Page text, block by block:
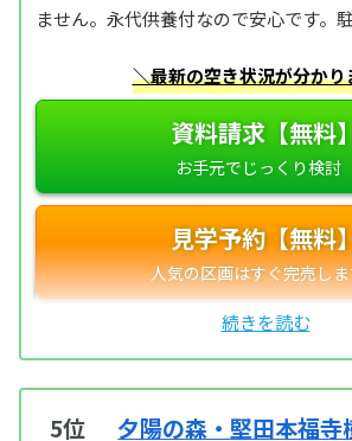
ません。永代供養付なので安心です。
＼最新の空き状況が分かり
資料請求【無料】
見学予約【無料】
5位 夕陽の森・堅田本福寺